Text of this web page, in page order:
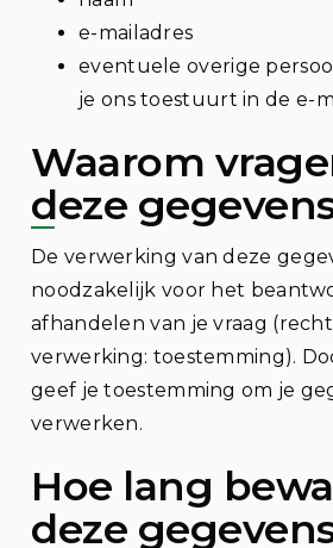
e-mailadres
eventuele overige
je ons toestuurt in de e-
Waarom
deze
De verwerking van deze
noodzakelijk voor het
afhandelen van je vraag
verwerking: toestemming).
geef je toestemming om je
verwerken.
Hoe lang
deze